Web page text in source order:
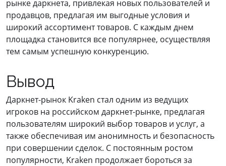
рынке даркнета, привлекая новых пользователей и
продавцов, предлагая им выгодные условия и
широкий ассортимент товаров. С каждым днем
площадка становится все популярнее, осуществляя
тем самым успешную конкуренцию.
Вывод
Даркнет-рынок Kraken стал одним из ведущих
игроков на российском даркнет-рынке, предлагая
пользователям широкий выбор товаров и услуг, а
также обеспечивая им анонимность и безопасность
при совершении сделок. С постоянным ростом
популярности, Kraken продолжает бороться за